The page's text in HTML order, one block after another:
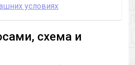
условиях
схема и